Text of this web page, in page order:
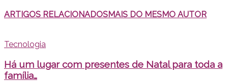
ARTIGOS RELACIONADOSMAIS DO MESMO AUTOR
Tecnologia
Há um lugar com presentes de Natal para toda a
família…